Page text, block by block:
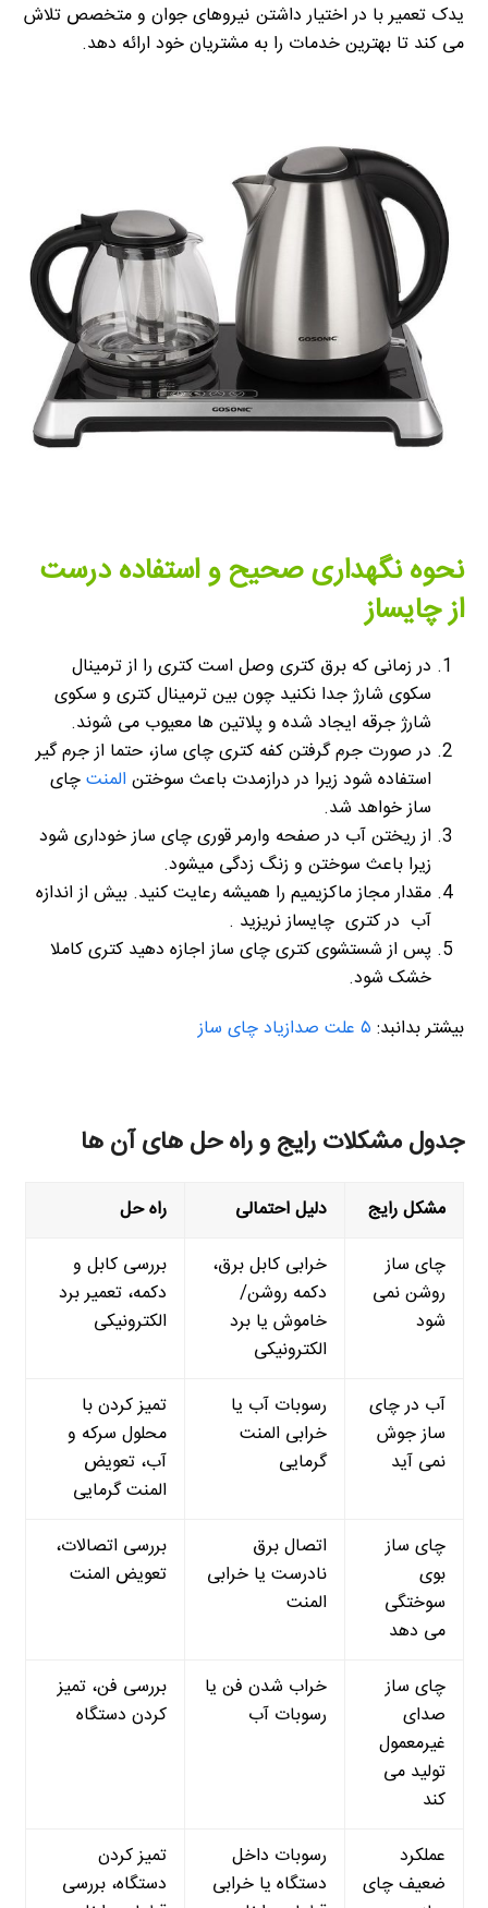
یدک تعمیر با در اختیار داشتن نیروهای جوان و متخصص تلاش
می کند تا بهترین خدمات را به مشتریان خود ارائه دهد.
نحوه نگهداری صحیح و استفاده درست
از چایساز
در زمانی که برق کتری وصل است کتری را از ترمینال
سکوی شارژ جدا نکنید چون بین ترمینال کتری و سکوی
شارژ جرقه ایجاد شده و پلاتین ها معیوب می شوند.
در صورت جرم گرفتن کفه کتری چای ساز، حتما از جرم گیر
استفاده شود زیرا در درازمدت باعث سوختن المنتچای
ساز خواهد شد.
از ریختن آب در صفحه وارمر قوری چای ساز خوداری شود
زیرا باعث سوختن و زنگ زدگی میشود.
مقدار مجاز ماکزیمیم را همیشه رعایت کنید. بیش از اندازه
آب در کتری چایساز نریزید .
پس از شستشوی کتری چای ساز اجازه دهید کتری کاملا
خشک شود.
بیشتر بدانبد: ۵ علت صدازیاد چای ساز
جدول مشکلات رایج و راه حل های آن ها
مشکل رایج دلیل احتمالی
راه حل
چای ساز
روشن نمی
شود
خرابی کابل برق،
دکمه روشن/
خاموش یا برد
الکترونیکی
بررسی کابل و
دکمه، تعمیر برد
الکترونیکی
آب در چای
ساز جوش
نمی آید
رسوبات آب یا
خرابی المنت
گرمایی
تمیز کردن با
محلول سرکه و
آب، تعویض
المنت گرمایی
چای ساز
بوی
سوختگی
می دهد
اتصال برق
نادرست یا خرابی
المنت
بررسی اتصالات،
تعویض المنت
چای ساز
صدای
غیرمعمول
تولید می
کند
خراب شدن فن یا
رسوبات آب
بررسی فن، تمیز
کردن دستگاه
عملکرد
ضعیف چای
رسوبات داخل
دستگاه یا خرابی
تمیز کردن
دستگاه، بررسی